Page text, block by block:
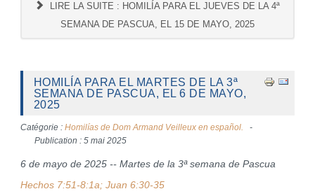
LIRE LA SUITE : HOMILÍA PARA EL JUEVES DE LA 4ª
SEMANA DE PASCUA, EL 15 DE MAYO, 2025
HOMILÍA PARA EL MARTES DE LA 3ª
SEMANA DE PASCUA, EL 6 DE MAYO,
2025
Catégorie : Homilías de Dom Armand Veilleux en español.
Publication : 5 mai 2025
6 de mayo de 2025 -- Martes de la 3ª semana de Pascua
Hechos 7:51-8:1a; Juan 6:30-35